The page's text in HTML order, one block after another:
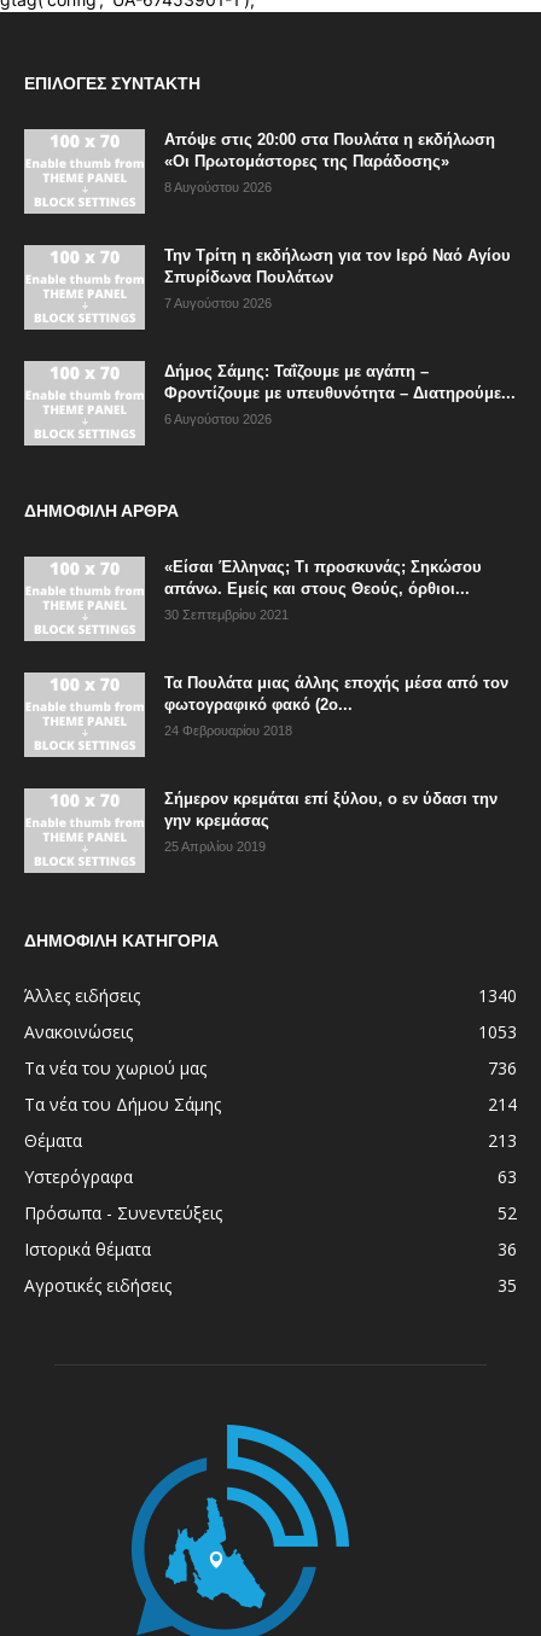
ΕΠΙΛΟΓΈΣ ΣΥΝΤΆΚΤΗ
Απόψε στις 20:00 στα Πουλάτα η εκδήλωση
«Οι Πρωτομάστορες της Παράδοσης»
8 Αυγούστου 2026
Την Τρίτη η εκδήλωση για τον Ιερό Ναό Αγίου
Σπυρίδωνα Πουλάτων
7 Αυγούστου 2026
Δήμος Σάμης: Ταΐζουμε με αγάπη –
Φροντίζουμε με υπευθυνότητα – Διατηρούμε...
6 Αυγούστου 2026
ΔΗΜΟΦΙΛΗ ΑΡΘΡΑ
«Είσαι Έλληνας; Τι προσκυνάς; Σηκώσου
απάνω. Εμείς και στους Θεούς, όρθιοι...
30 Σεπτεμβρίου 2021
Τα Πουλάτα μιας άλλης εποχής μέσα από τον
φωτογραφικό φακό (2ο...
24 Φεβρουαρίου 2018
Σήμερον κρεμάται επί ξύλου, ο εν ύδασι την
γην κρεμάσας
25 Απριλίου 2019
ΔΗΜΟΦΙΛΗ ΚΑΤΗΓΟΡΙΑ
Άλλες ειδήσεις
1340
Ανακοινώσεις
1053
Τα νέα του χωριού μας
736
Τα νέα του Δήμου Σάμης
214
Θέματα
213
Υστερόγραφα
63
Πρόσωπα - Συνεντεύξεις
52
Ιστορικά θέματα
36
Αγροτικές ειδήσεις
35